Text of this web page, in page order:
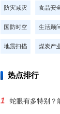
防灾减灾 食品安
国防时空 生活顾
地震扫描 煤炭产
热点排行
1 蛇眼有多特别？